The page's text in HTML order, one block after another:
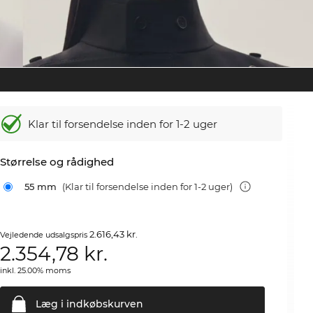
Klar til forsendelse inden for 1-2 uger
Størrelse og rådighed
55 mm (Klar til forsendelse inden for 1-2 uger)
Vejledende udsalgspris2.616,43 kr.
2.354,78 kr.
inkl. 25.00% moms
Læg i indkøbskurven